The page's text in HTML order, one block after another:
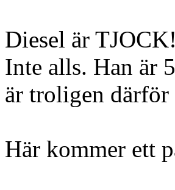
Diesel är
Inte alls. Han är
är troligen därför
Här kommer ett